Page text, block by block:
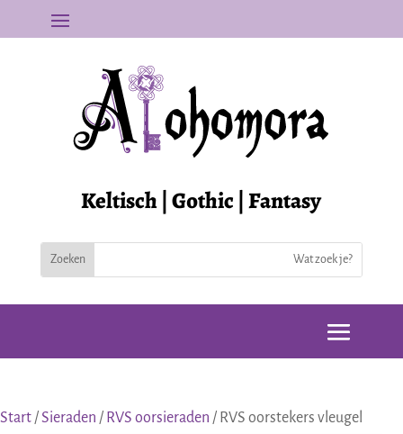
Keltisch | Gothic | Fantasy
Start /Sieraden / RVS oorsieraden / RVS oorstekers vleugel